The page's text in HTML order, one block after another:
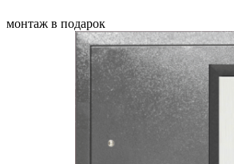
монтаж в подарок